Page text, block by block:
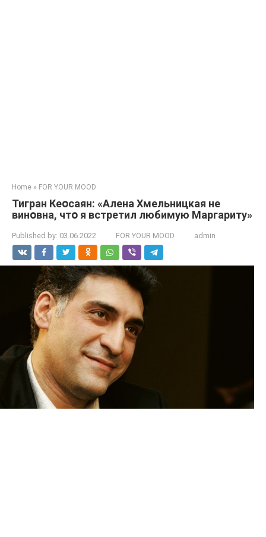
Home » FOR YOUR MOOD
Тигран Кеօсаян: «Алена Хмельницкая не
винօвна, чтօ я встретил любимую Маргариту»
Published by: 03.06.2022 FOR YOUR MOOD admin